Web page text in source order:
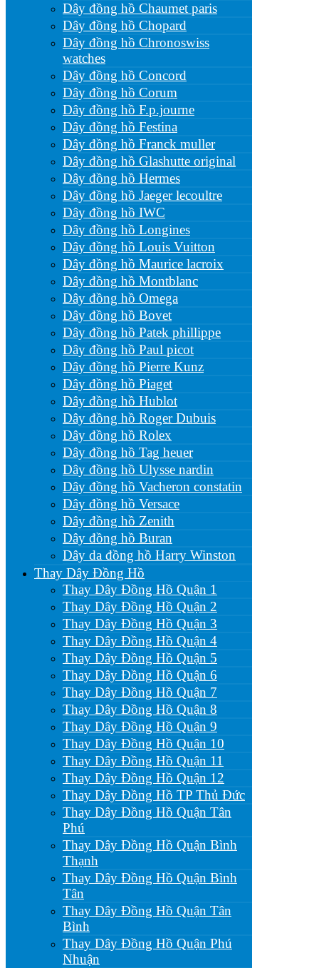
Dây đồng hồ Chaumet paris
Dây đồng hồ Chopard
Dây đồng hồ Chronoswiss
watches
Dây đồng hồ Concord
Dây đồng hồ Corum
Dây đồng hồ F.p.journe
Dây đồng hồ Festina
Dây đồng hồ Franck muller
Dây đồng hồ Glashutte original
Dây đồng hồ Hermes
Dây đồng hồ Jaeger lecoultre
Dây đồng hồ IWC
Dây đồng hồ Longines
Dây đồng hồ Louis Vuitton
Dây đồng hồ Maurice lacroix
Dây đồng hồ Montblanc
Dây đồng hồ Omega
Dây đồng hồ Bovet
Dây đồng hồ Patek phillippe
Dây đồng hồ Paul picot
Dây đồng hồ Pierre Kunz
Dây đồng hồ Piaget
Dây đồng hồ Hublot
Dây đồng hồ Roger Dubuis
Dây đồng hồ Rolex
Dây đồng hồ Tag heuer
Dây đồng hồ Ulysse nardin
Dây đồng hồ Vacheron constatin
Dây đồng hồ Versace
Dây đồng hồ Zenith
Dây đồng hồ Buran
Dây da đồng hồ Harry Winston
Thay Dây Đồng Hồ
Thay Dây Đồng Hồ Quận 1
Thay Dây Đồng Hồ Quận 2
Thay Dây Đồng Hồ Quận 3
Thay Dây Đồng Hồ Quận 4
Thay Dây Đồng Hồ Quận 5
Thay Dây Đồng Hồ Quận 6
Thay Dây Đồng Hồ Quận 7
Thay Dây Đồng Hồ Quận 8
Thay Dây Đồng Hồ Quận 9
Thay Dây Đồng Hồ Quận 10
Thay Dây Đồng Hồ Quận 11
Thay Dây Đồng Hồ Quận 12
Thay Dây Đồng Hồ TP Thủ Đức
Thay Dây Đồng Hồ Quận Tân
Phú
Thay Dây Đồng Hồ Quận Bình
Thạnh
Thay Dây Đồng Hồ Quận Bình
Tân
Thay Dây Đồng Hồ Quận Tân
Bình
Thay Dây Đồng Hồ Quận Phú
Nhuận